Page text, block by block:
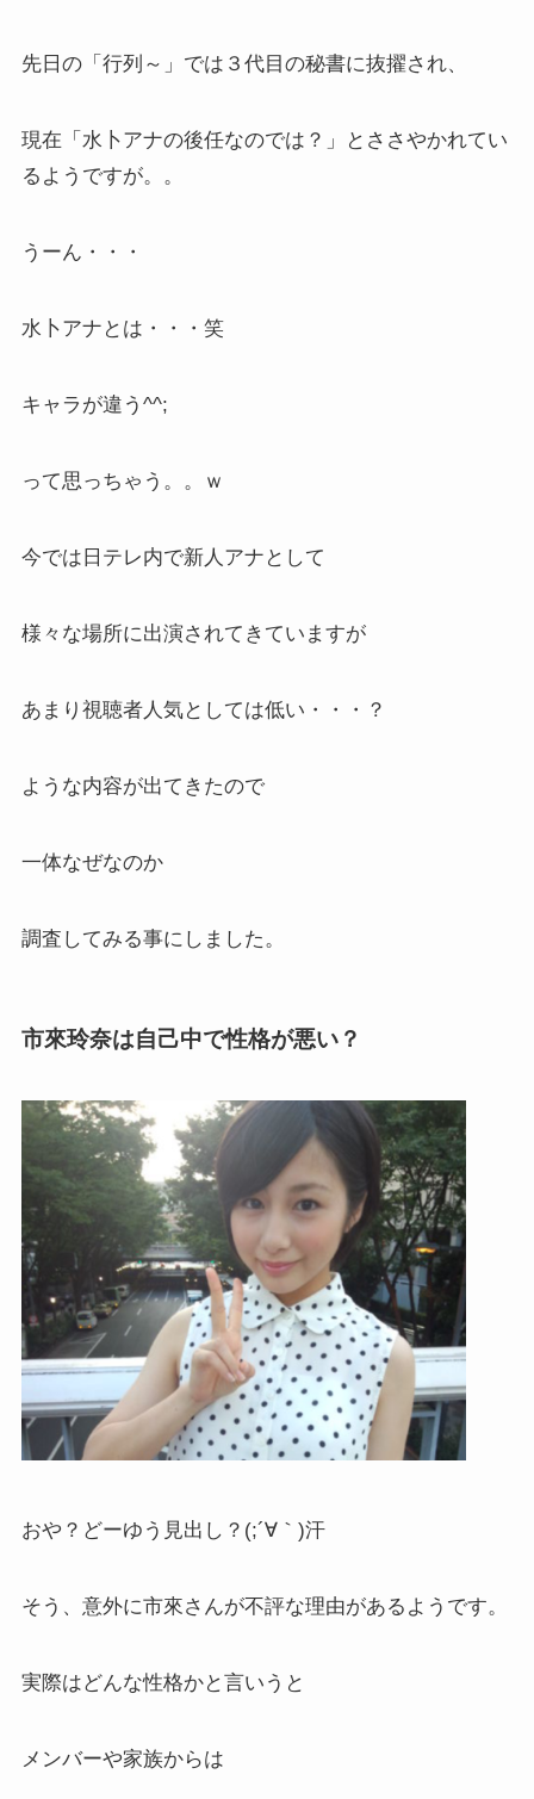
先日の「行列～」では３代目の秘書に抜擢され、
現在「水卜アナの後任なのでは？」とささやかれてい
るようですが。。
うーん・・・
水卜アナとは・・・笑
キャラが違う^^;
って思っちゃう。。ｗ
今では日テレ内で新人アナとして
様々な場所に出演されてきていますが
あまり視聴者人気としては低い・・・？
ような内容が出てきたので
一体なぜなのか
調査してみる事にしました。
市來玲奈は自己中で性格が悪い？
おや？どーゆう見出し？(;´∀｀)汗
そう、意外に市來さんが不評な理由があるようです。
実際はどんな性格かと言いうと
メンバーや家族からは